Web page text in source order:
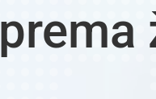
prema